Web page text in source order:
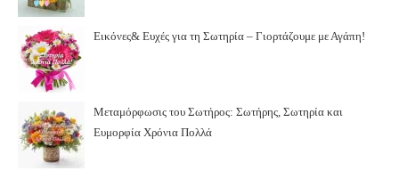
Εικόνες& Ευχές για τη Σωτηρία – Γιορτάζουμε με Αγάπη!
Μεταμόρφωσις του Σωτήρος: Σωτήρης, Σωτηρία και
Ευμορφία Χρόνια Πολλά